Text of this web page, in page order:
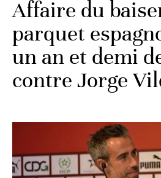
Affaire du
parquet
un an et demi
contre Jorge